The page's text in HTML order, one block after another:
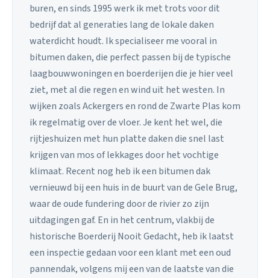
buren, en sinds 1995 werk ik met trots voor dit
bedrijf dat al generaties lang de lokale daken
waterdicht houdt. Ik specialiseer me vooral in
bitumen daken, die perfect passen bij de typische
laagbouwwoningen en boerderijen die je hier veel
ziet, met al die regen en wind uit het westen. In
wijken zoals Ackergers en rond de Zwarte Plas kom
ik regelmatig over de vloer. Je kent het wel, die
rijtjeshuizen met hun platte daken die snel last
krijgen van mos of lekkages door het vochtige
klimaat. Recent nog heb ik een bitumen dak
vernieuwd bij een huis in de buurt van de Gele Brug,
waar de oude fundering door de rivier zo zijn
uitdagingen gaf. En in het centrum, vlakbij de
historische Boerderij Nooit Gedacht, heb ik laatst
een inspectie gedaan voor een klant met een oud
pannendak, volgens mij een van de laatste van die